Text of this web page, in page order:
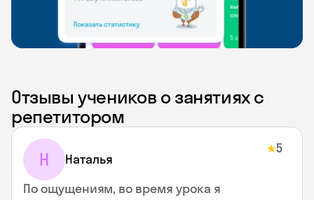
Отзывы учеников о занятиях с
репетитором
Н Наталья
★5
По ощущениям, во время урока я